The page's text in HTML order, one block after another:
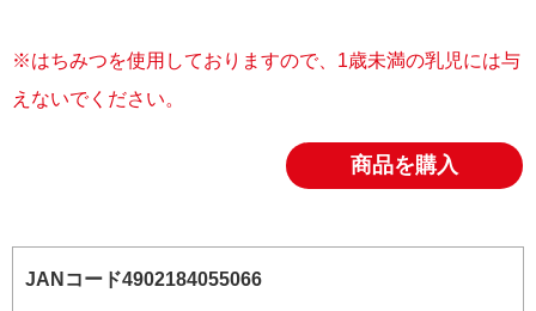
※はちみつを使用しておりますので、1歳未満の乳児には与
えないでください。
商品を購入